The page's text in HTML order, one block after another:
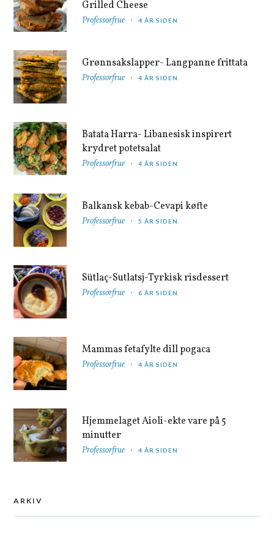
Grilled Cheese
Professorfrue 4 ÅR SIDEN
Grønnsakslapper- Langpanne frittata
Professorfrue 4 ÅR SIDEN
Batata Harra- Libanesisk inspirert
krydret potetsalat
Professorfrue 4 ÅR SIDEN
Balkansk kebab-Cevapi køfte
Professorfrue 5 ÅR SIDEN
Sütlaç-Sutlatsj-Tyrkisk risdessert
Professorfrue 6 ÅR SIDEN
Mammas fetafylte dill pogaca
Professorfrue 4 ÅR SIDEN
Hjemmelaget Aioli-ekte vare på 5
minutter
Professorfrue 4 ÅR SIDEN
ARKIV